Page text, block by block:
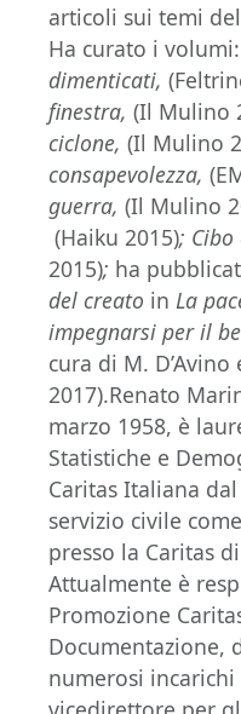
articoli sui temi
Ha curato i
dimenticati,
finestra, (Il Mulino
ciclone, (Il Mulino
consapevolezza,
guerra, (Il Mulino
(Haiku 2015);
2015); ha
del creato in La
impegnarsi per il
cura di M. D’Avino
2017).Renato
marzo 1958, è
Statistiche e
Caritas Italiana
servizio civile
presso la Caritas
Attualmente è
Promozione
Documentazione,
numerosi